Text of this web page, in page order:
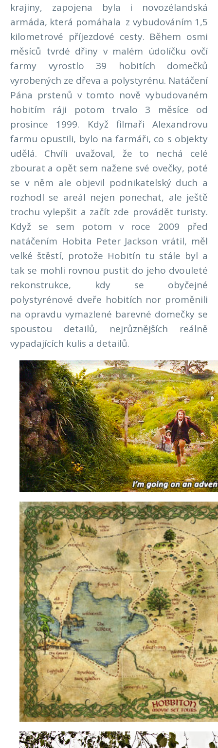
krajiny, zapojena byla i novozélandská
armáda, která pomáhala z vybudováním 1,5
kilometrové příjezdové cesty. Během osmi
měsíců tvrdé dřiny v malém údolíčku ovčí
farmy vyrostlo 39 hobitích domečků
vyrobených ze dřeva a polystyrénu. Natáčení
Pána prstenů v tomto nově vybudovaném
hobitím ráji potom trvalo 3 měsíce od
prosince 1999. Když filmaři Alexandrovu
farmu opustili, bylo na farmáři, co s objekty
udělá. Chvíli uvažoval, že to nechá celé
zbourat a opět sem nažene své ovečky, poté
se v něm ale objevil podnikatelský duch a
rozhodl se areál nejen ponechat, ale ještě
trochu vylepšit a začít zde provádět turisty.
Když se sem potom v roce 2009 před
natáčením Hobita Peter Jackson vrátil, měl
velké štěstí, protože Hobitín tu stále byl a
tak se mohli rovnou pustit do jeho dvouleté
rekonstrukce, kdy se obyčejné
polystyrénové dveře hobitích nor proměnili
na opravdu vymazlené barevné domečky se
spoustou detailů, nejrůznějších reálně
vypadajících kulis a detailů.